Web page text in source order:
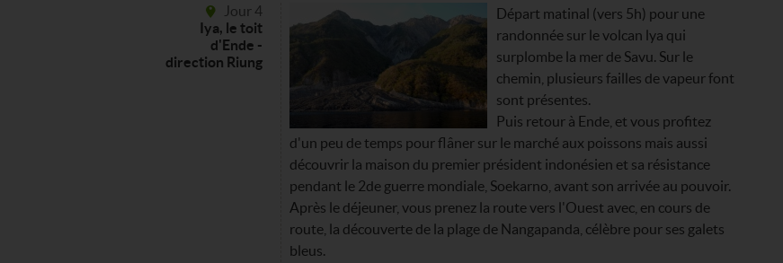
Jour 4
Iya, le toit
d'Ende -
direction Riung
Départ matinal (vers 5h) pour une
randonnée sur le volcan lya qui
surplombe la mer de Savu. Sur le
chemin, plusieurs failles de vapeur font
sont présentes.
Puis retour à Ende, et vous profitez
d'un peu de temps pour flâner sur le marché aux poissons mais aussi
découvrir la maison du premier président indonésien et sa résistance
pendant le 2de guerre mondiale, Soekarno, avant son arrivée au pouvoir.
Après le déjeuner, vous prenez la route vers l'Ouest avec, en cours de
route, la découverte de la plage de Nangapanda, célèbre pour ses galets
bleus.